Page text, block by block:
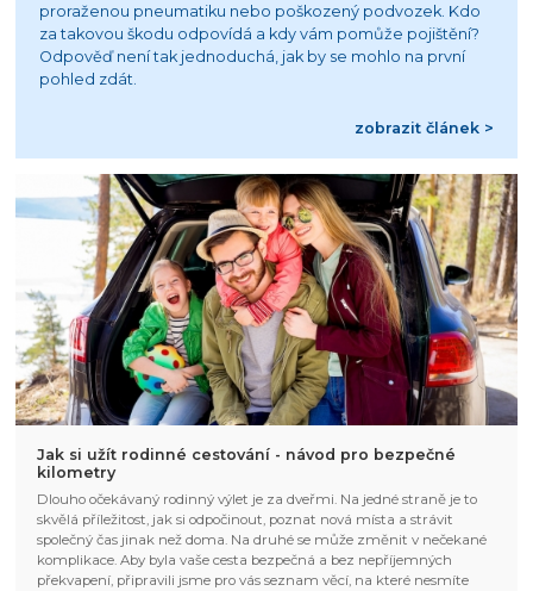
proraženou pneumatiku nebo poškozený podvozek. Kdo
za takovou škodu odpovídá a kdy vám pomůže pojištění?
Odpověď není tak jednoduchá, jak by se mohlo na první
pohled zdát.
zobrazit článek >
Jak si užít rodinné cestování - návod pro bezpečné
kilometry
Dlouho očekávaný rodinný výlet je za dveřmi. Na jedné straně je to
skvělá příležitost, jak si odpočinout, poznat nová místa a strávit
společný čas jinak než doma. Na druhé se může změnit v nečekané
komplikace. Aby byla vaše cesta bezpečná a bez nepříjemných
překvapení, připravili jsme pro vás seznam věcí, na které nesmíte